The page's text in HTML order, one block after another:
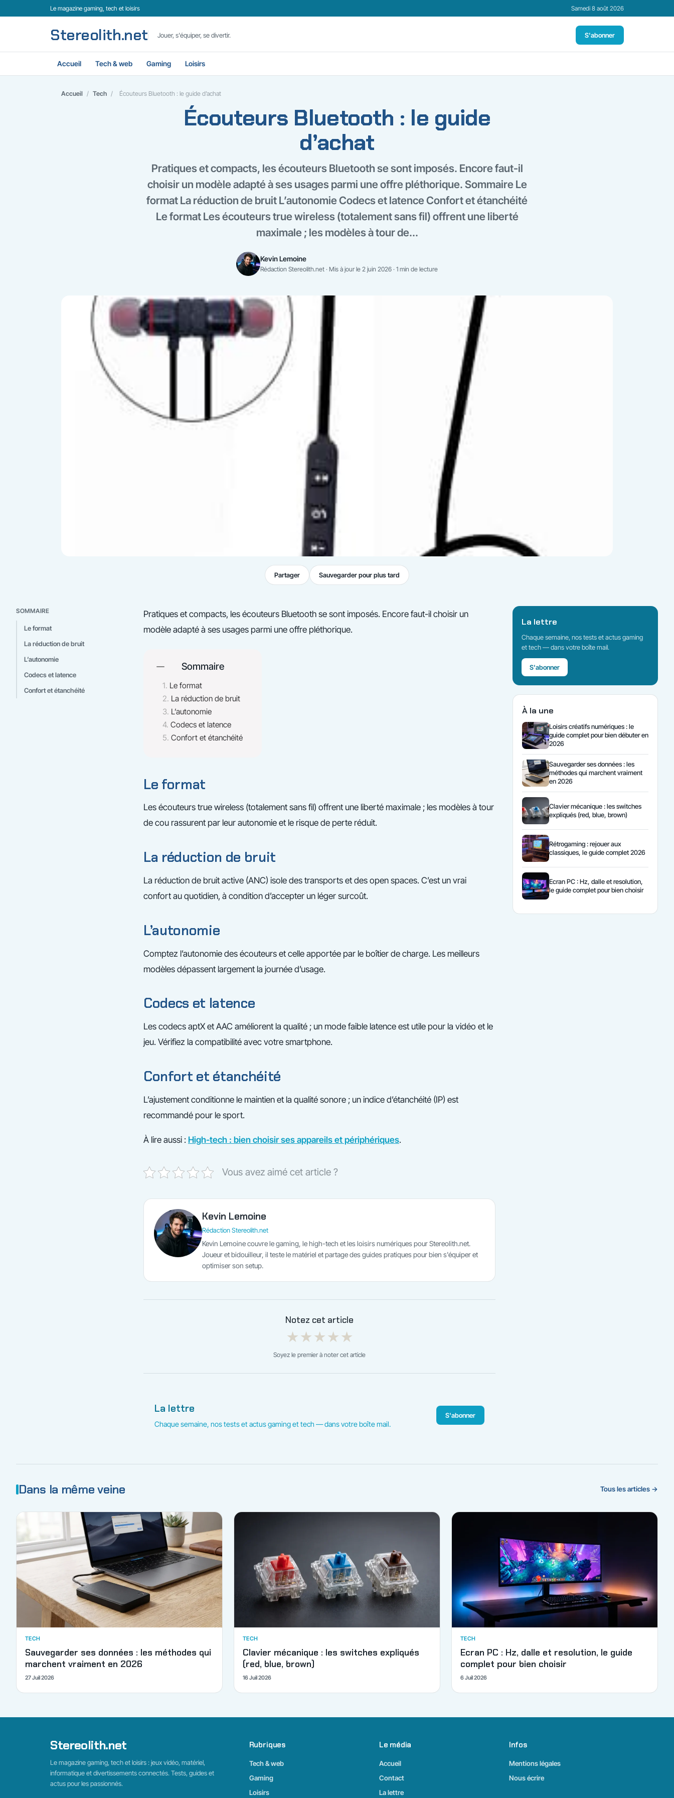
Le magazine gaming, tech et loisirs Samedi 8 août 2026
Stereolith.net Jouer, s'équiper, se divertir. S'abonner
Accueil Tech & web Gaming Loisirs
Accueil / Tech / Écouteurs Bluetooth : le guide d’achat
Écouteurs Bluetooth : le guide
d’achat
Pratiques et compacts, les écouteurs Bluetooth se sont imposés. Encore faut-il
choisir un modèle adapté à ses usages parmi une offre pléthorique. Sommaire Le
format La réduction de bruit L’autonomie Codecs et latence Confort et étanchéité
Le format Les écouteurs true wireless (totalement sans fil) offrent une liberté
maximale ; les modèles à tour de...
Kevin Lemoine
Rédaction Stereolith.net · Mis à jour le 2 juin 2026 · 1 min de lecture
Partager Sauvegarder pour plus tard
SOMMAIRE
Le format
La réduction de bruit
L’autonomie
Codecs et latence
Confort et étanchéité
Pratiques et compacts, les écouteurs Bluetooth se sont imposés. Encore faut-il choisir un
modèle adapté à ses usages parmi une offre pléthorique.
Sommaire
Le format
La réduction de bruit
L’autonomie
Codecs et latence
Confort et étanchéité
Le format
Les écouteurs true wireless (totalement sans fil) offrent une liberté maximale ; les modèles à tour
de cou rassurent par leur autonomie et le risque de perte réduit.
La réduction de bruit
La réduction de bruit active (ANC) isole des transports et des open spaces. C’est un vrai
confort au quotidien, à condition d’accepter un léger surcoût.
L’autonomie
Comptez l’autonomie des écouteurs et celle apportée par le boîtier de charge. Les meilleurs
modèles dépassent largement la journée d’usage.
Codecs et latence
Les codecs aptX et AAC améliorent la qualité ; un mode faible latence est utile pour la vidéo et le
jeu. Vérifiez la compatibilité avec votre smartphone.
Confort et étanchéité
L’ajustement conditionne le maintien et la qualité sonore ; un indice d’étanchéité (IP) est
recommandé pour le sport.
À lire aussi : High-tech : bien choisir ses appareils et périphériques.
Vous avez aimé cet article ?
Kevin Lemoine
Rédaction Stereolith.net
Kevin Lemoine couvre le gaming, le high-tech et les loisirs numériques pour Stereolith.net.
Joueur et bidouilleur, il teste le matériel et partage des guides pratiques pour bien s'équiper et
optimiser son setup.
Notez cet article
★★★★★
Soyez le premier à noter cet article
La lettre
Chaque semaine, nos tests et actus gaming et tech — dans votre boîte mail.
S'abonner
La lettre
Chaque semaine, nos tests et actus gaming
et tech — dans votre boîte mail.
S'abonner
À la une
Loisirs créatifs numériques : le
guide complet pour bien débuter en
2026
Sauvegarder ses données : les
méthodes qui marchent vraiment
en 2026
Clavier mécanique : les switches
expliqués (red, blue, brown)
Rétrogaming : rejouer aux
classiques, le guide complet 2026
Ecran PC : Hz, dalle et resolution,
le guide complet pour bien choisir
Dans la même veine Tous les articles →
TECH
Sauvegarder ses données : les méthodes qui
marchent vraiment en 2026
27 Juil 2026
TECH
Clavier mécanique : les switches expliqués
(red, blue, brown)
16 Juil 2026
TECH
Ecran PC : Hz, dalle et resolution, le guide
complet pour bien choisir
6 Juil 2026
Stereolith.net
Le magazine gaming, tech et loisirs : jeux vidéo, matériel,
informatique et divertissements connectés. Tests, guides et
actus pour les passionnés.
Rubriques
Tech & web
Gaming
Loisirs
Le média
Accueil
Contact
La lettre
Infos
Mentions légales
Nous écrire